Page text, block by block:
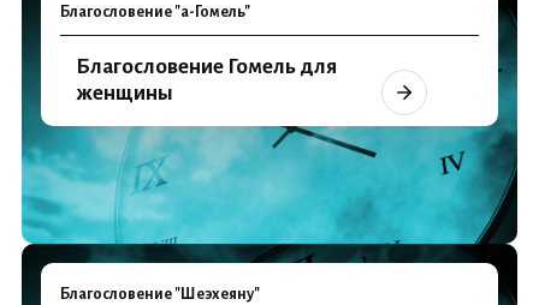
Благословение "а-Гомель"
Благословение Гомель для
женщины
Благословение "Шеэхеяну"